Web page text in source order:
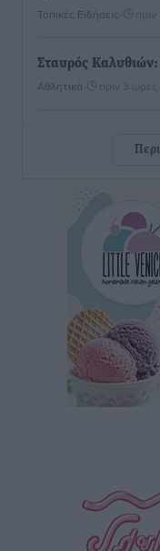
Τοπικές Ειδήσεις πριν
Σταυρός
Αθλητικά πριν 3 ώρες
Σι Τζέι Χάρις: «Να
πριν 3 ώρες
Ροδήλιος: Ο
Πρωτάθλημα Πίστας
Αθλητικά• πριν 3 ώρες
Διαγόρας:
Γ.Σ. Διαγόρας:
Ρίζου στις
• πριν 3 ώρες